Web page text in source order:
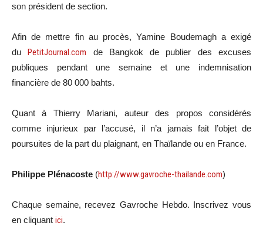
son président de section.
Afin de mettre fin au procès, Yamine Boudemagh a exigé
duPetitJournal.com de Bangkok de publier des excuses
publiques pendant une semaine et une indemnisation
financière de 80 000 bahts.
Quant à Thierry Mariani, auteur des propos considérés
comme injurieux par l’accusé, il n’a jamais fait l’objet de
poursuites de la part du plaignant, en Thaïlande ou en France.
Philippe Plénacoste (http://www.gavroche-thailande.com)
Chaque semaine, recevez Gavroche Hebdo. Inscrivez vous
en cliquant ici.